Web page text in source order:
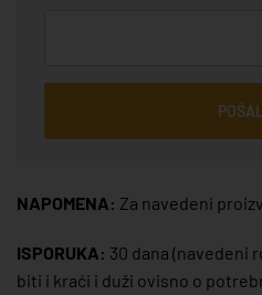
NAPOMENA: Za navedeni
ISPORUKA: 30 dana (navedeni
biti i kraći i duži ovisno o